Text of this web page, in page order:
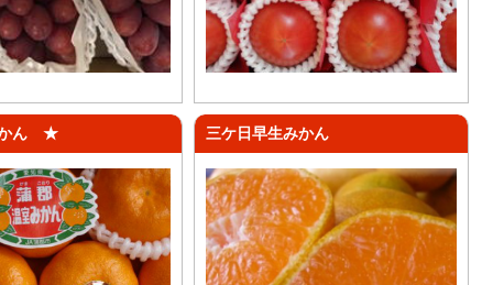
かん ★ 三ケ日早生みかん